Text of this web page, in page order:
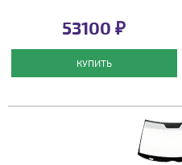
53100 ₽
КУПИТЬ